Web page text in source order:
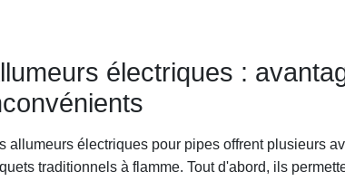
électriques :
allumeurs électriques pour pipes offrent plusieurs
traditionnels à flamme. Tout d'abord, ils